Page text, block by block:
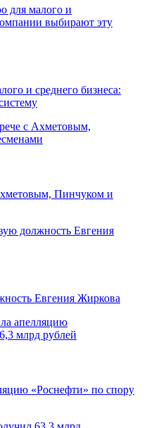
и среднего бизнеса:
Пинчуком и
Евгения Жиркова
«Роснефти» по спору